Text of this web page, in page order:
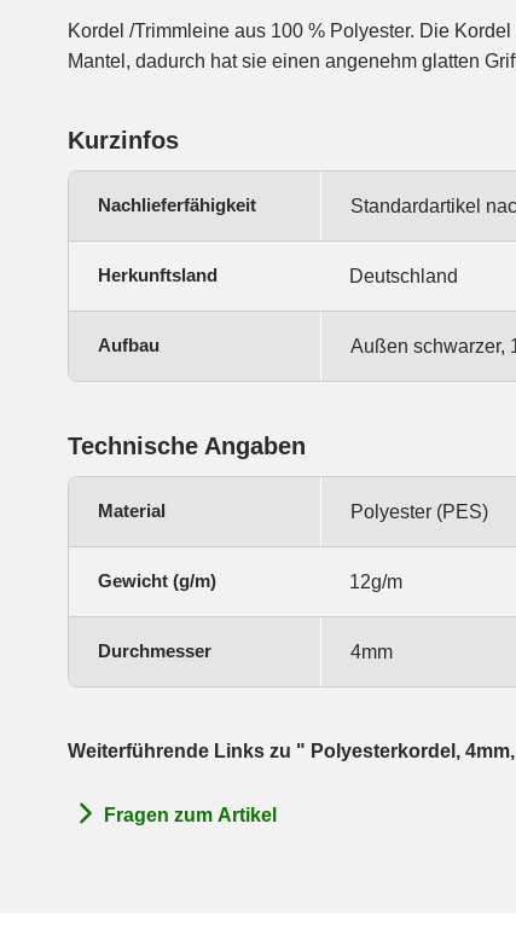
Kordel /Trimmleine aus 100 % Polyester. Die
Mantel, dadurch hat sie einen angenehm glatten
Kurzinfos
Nachlieferfähigkeit Standardartikel
Herkunftsland Deutschland
Aufbau Außen schwarzer,
Technische Angaben
Material Polyester (PES)
Gewicht (g/m) 12g/m
Durchmesser 4mm
Weiterführende Links zu " Polyesterkordel,
Fragen zum Artikel